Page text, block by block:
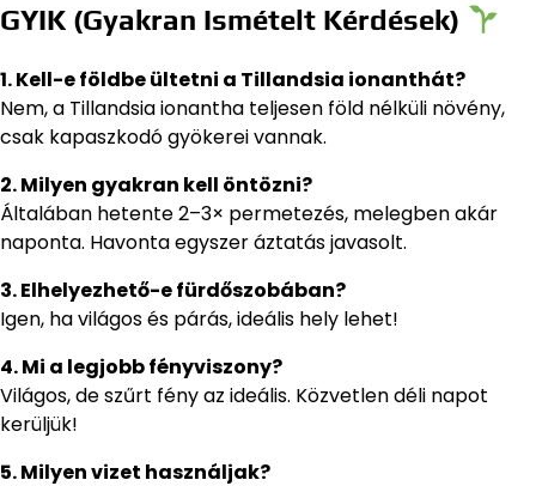
GYIK (Gyakran Ismételt Kérdések)
1. Kell-e földbe ültetni a Tillandsia ionanthát?
Nem, a Tillandsia ionantha teljesen föld nélküli növény,
csak kapaszkodó gyökerei vannak.
2. Milyen gyakran kell öntözni?
Általában hetente 2–3× permetezés, melegben akár
naponta. Havonta egyszer áztatás javasolt.
3. Elhelyezhető-e fürdőszobában?
Igen, ha világos és párás, ideális hely lehet!
4. Mi a legjobb fényviszony?
Világos, de szűrt fény az ideális. Közvetlen déli napot
kerüljük!
5. Milyen vizet használjak?